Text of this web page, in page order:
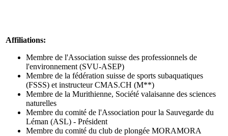
Affiliations:
Membre de l'Association suisse des professionnels de
l'environnement (SVU-ASEP)
Membre de la fédération suisse de sports subaquatiques
(FSSS) et instructeur CMAS.CH (M**)
Membre de la Murithienne, Société valaisanne des sciences
naturelles
Membre du comité de l'Association pour la Sauvegarde du
Léman (ASL) - Président
Membre du comité du club de plongée MORAMORA